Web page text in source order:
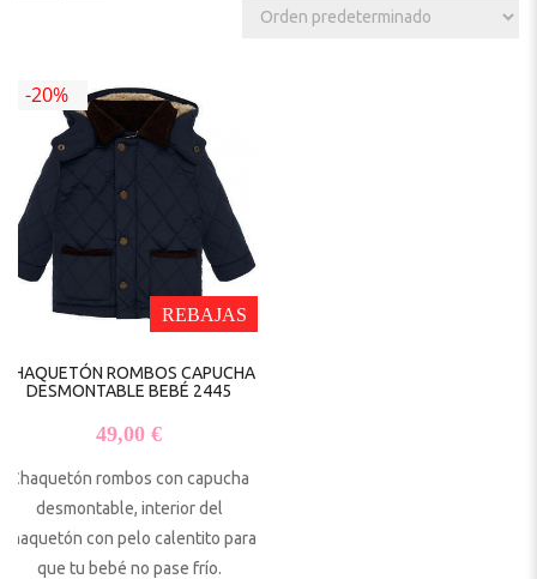
REBAJAS
-20%
CHAQUETÓN ROMBOS CAPUCHA
DESMONTABLE BEBÉ 2445
49,00€
Chaquetón rombos con capucha
desmontable, interior del
chaquetón con pelo calentito para
que tu bebé no pase frío.